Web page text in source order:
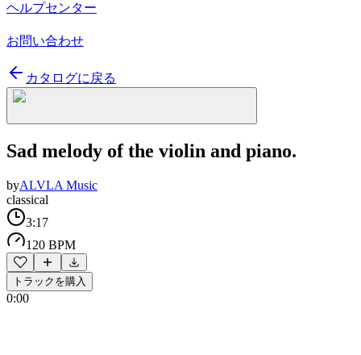
ヘルプセンター
お問い合わせ
カタログに戻る
Sad melody of the violin and piano.
byALVLA Music
classical
3:17
120 BPM
トラックを購入
0:00